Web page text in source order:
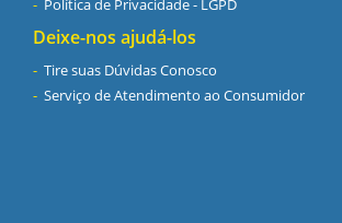
Política de Privacidade - LGPD
Deixe-nos ajudá-los
Tire suas Dúvidas Conosco
Serviço de Atendimento ao Consumidor